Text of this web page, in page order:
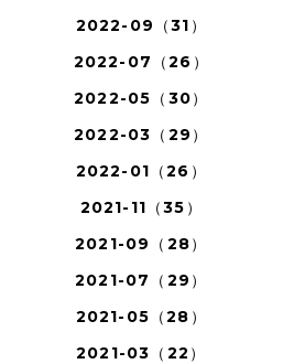
2022-09（31）
2022-07（26）
2022-05（30）
2022-03（29）
2022-01（26）
2021-11（35）
2021-09（28）
2021-07（29）
2021-05（28）
2021-03（22）